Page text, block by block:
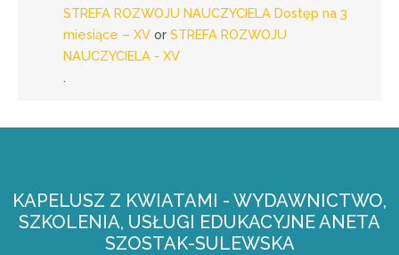
STREFA ROZWOJU NAUCZYCIELA Dostęp na 3
miesiące – XV orSTREFA ROZWOJU
NAUCZYCIELA - XV
.
KAPELUSZ Z KWIATAMI - WYDAWNICTWO,
SZKOLENIA, USŁUGI EDUKACYJNE ANETA
SZOSTAK-SULEWSKA